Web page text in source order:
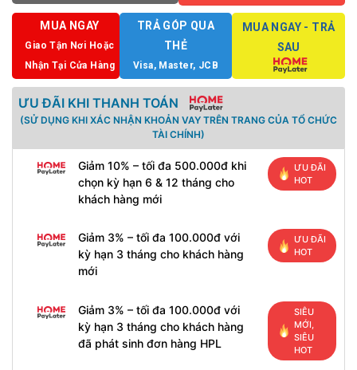
MUA NGAY
Giao Tận Nơi Hoặc
Nhận Tại Cửa Hàng
TRẢ GÓP QUA
THẺ
Visa, Master, JCB
MUA NGAY - TRẢ
SAU
ƯU ĐÃI KHI THANH TOÁN
(SỬ DỤNG KHI XÁC NHẬN KHOẢN VAY TRÊN TRANG CỦA TỔ CHỨC
TÀI CHÍNH)
Giảm 10% – tối đa 500.000đ khi
chọn kỳ hạn 6 & 12 tháng cho
khách hàng mới
ƯU ĐÃI
HOT
Giảm 3% – tối đa 100.000đ với
kỳ hạn 3 tháng cho khách hàng
mới
ƯU ĐÃI
HOT
Giảm 3% – tối đa 100.000đ với
kỳ hạn 3 tháng cho khách hàng
đã phát sinh đơn hàng HPL
SIÊU
MỚI,
SIÊU
HOT